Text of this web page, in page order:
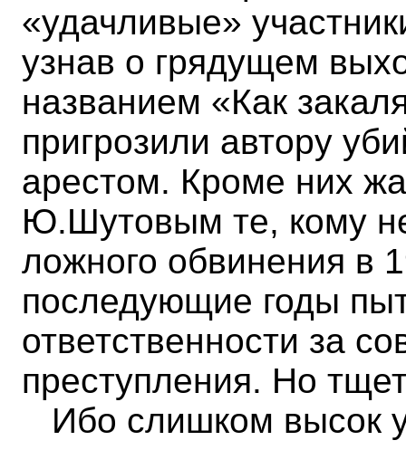
«удачливые»
узнав о грядущем
названием «Как
пригрозили автору
арестом. Кроме них
Ю.Шутовым те, кому
ложного обвинения в
последующие годы
ответственности за
преступления. Но
Ибо слишком высок